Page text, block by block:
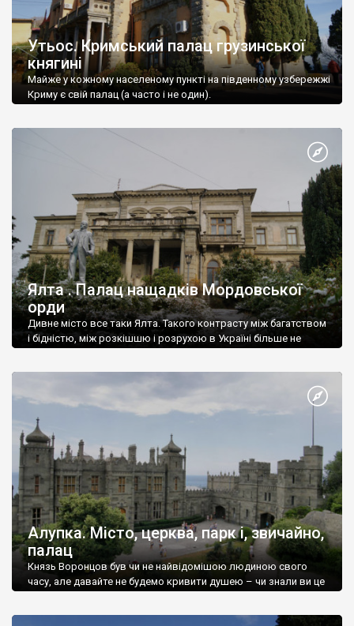
Утьос. Кримський палац грузинської
княгині
Майже у кожному населеному пункті на південному узбережжі
Криму є свій палац (а часто і не один).
Ялта . Палац нащадків Мордовської
орди
Дивне місто все таки Ялта. Такого контрасту між багатством
і бідністю, між розкішшю і розрухою в Україні більше не
Алупка. Місто, церква, парк і, звичайно,
палац
Князь Воронцов був чи не найвідомішою людиною свого
часу, але давайте не будемо кривити душею – чи знали ви це